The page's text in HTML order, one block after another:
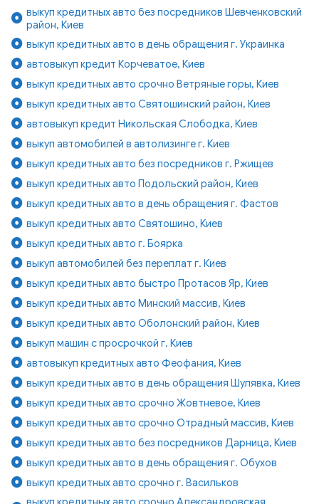
выкуп кредитных авто без посредников Шевченковский
район, Киев
выкуп кредитных авто в день обращения г. Украинка
автовыкуп кредит Корчеватое, Киев
выкуп кредитных авто срочно Ветряные горы, Киев
выкуп кредитных авто Святошинский район, Киев
автовыкуп кредит Никольская Слободка, Киев
выкуп автомобилей в автолизинге г. Киев
выкуп кредитных авто без посредников г. Ржищев
выкуп кредитных авто Подольский район, Киев
выкуп кредитных авто в день обращения г. Фастов
выкуп кредитных авто Святошино, Киев
выкуп кредитных авто г. Боярка
выкуп автомобилей без переплат г. Киев
выкуп кредитных авто быстро Протасов Яр, Киев
выкуп кредитных авто Минский массив, Киев
выкуп кредитных авто Оболонский район, Киев
выкуп машин с просрочкой г. Киев
автовыкуп кредитных авто Феофания, Киев
выкуп кредитных авто в день обращения Шулявка, Киев
выкуп кредитных авто срочно Жовтневое, Киев
выкуп кредитных авто срочно Отрадный массив, Киев
выкуп кредитных авто без посредников Дарница, Киев
выкуп кредитных авто в день обращения г. Обухов
выкуп кредитных авто срочно г. Васильков